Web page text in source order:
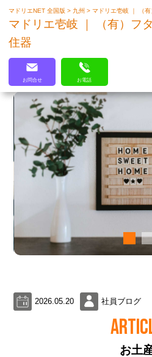
マドリエはLIXILの厳し
クリアした住まいのプ
マドリエNET 全国版> 九州>マドリエ壱岐 ｜ （
マドリエ壱岐 ｜ （有）フ
住器
お問合せ お電話
2026.05.20 社員ブログ
お土